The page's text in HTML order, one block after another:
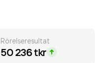
Rörelseresultat
50 236 tkr